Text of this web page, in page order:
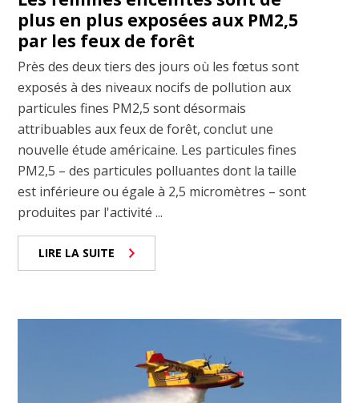
plus en plus exposées aux PM2,5
par les feux de forêt
Près des deux tiers des jours où les fœtus sont
exposés à des niveaux nocifs de pollution aux
particules fines PM2,5 sont désormais
attribuables aux feux de forêt, conclut une
nouvelle étude américaine. Les particules fines
PM2,5 – des particules polluantes dont la taille
est inférieure ou égale à 2,5 micromètres – sont
produites par l'activité ...
LIRE LA SUITE